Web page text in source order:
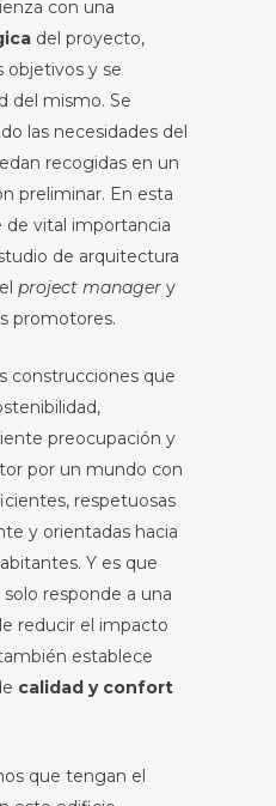
con una
del proyecto,
objetivos y se
del mismo. Se
las necesidades del
recogidas en un
preliminar. En esta
vital importancia
de arquitectura
project manager y
promotores.
construcciones que
preocupación y
por un mundo con
respetuosas
y orientadas hacia
Y es que
responde a una
reducir el impacto
establece
calidad y confort
que tengan el